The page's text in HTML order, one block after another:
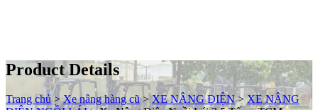
Product Details
Trang chủ > Xe nâng hàng cũ > XE NÂNG ĐIỆN > XE NÂNG